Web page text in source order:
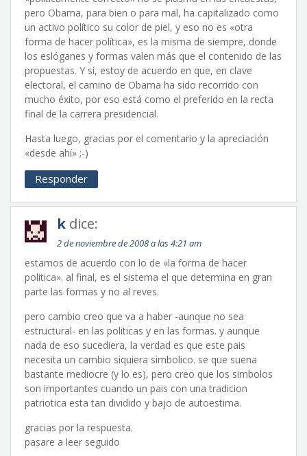
pero Obama, para bien o para mal, ha capitalizado como
un activo político su color de piel, y eso no es «otra
forma de hacer política», es la misma de siempre, donde
los eslóganes y formas valen más que el contenido de las
propuestas. Y sí, estoy de acuerdo en que, en clave
electoral, el camino de Obama ha sido recorrido con
mucho éxito, por eso está como el preferido en la recta
final de la carrera presidencial.
Hasta luego, gracias por el comentario y la apreciación
«desde ahí» ;-)
Responder
k dice:
2 de noviembre de 2008 a las 4:21 am
estamos de acuerdo con lo de «la forma de hacer
politica». al final, es el sistema el que determina en gran
parte las formas y no al reves.
pero cambio creo que va a haber -aunque no sea
estructural- en las politicas y en las formas. y aunque
nada de eso sucediera, la verdad es que este pais
necesita un cambio siquiera simbolico. se que suena
bastante mediocre (y lo es), pero creo que los simbolos
son importantes cuando un pais con una tradicion
patriotica esta tan dividido y bajo de autoestima.
gracias por la respuesta.
pasare a leer seguido